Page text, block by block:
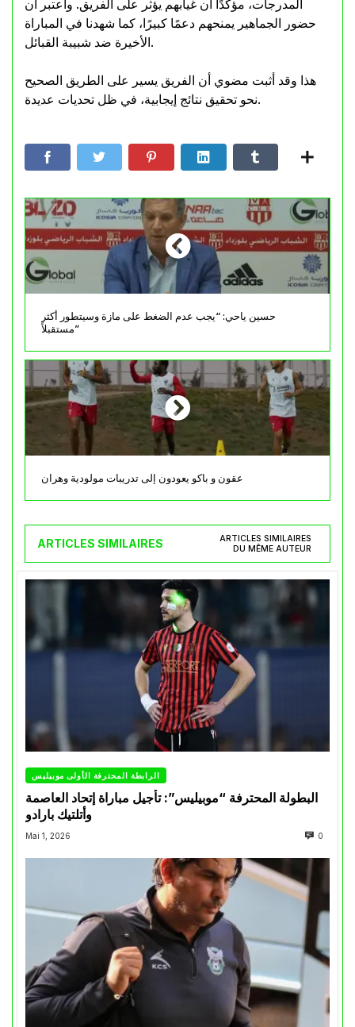
المدرجات، مؤكدًا أن غيابهم يؤثر على الفريق. واعتبر أن
حضور الجماهير يمنحهم دعمًا كبيرًا، كما شهدنا في المباراة
الأخيرة ضد شبيبة القبائل.
هذا وقد أثبت مضوي أن الفريق يسير على الطريق الصحيح
نحو تحقيق نتائج إيجابية، في ظل تحديات عديدة.
حسين ياحي: “يجب عدم الضغط على مازة وسيتطور أكثر
مستقبلاً”
عقون و باكو يعودون إلى تدريبات مولودية وهران
ARTICLES SIMILAIRES
ARTICLES SIMILAIRES
DU MÊME AUTEUR
الرابطة المحترفة الأولى موبيليس
البطولة المحترفة “موبيليس”: تأجيل مباراة إتحاد العاصمة
وأتلتيك بارادو
Mai 1, 2026 0